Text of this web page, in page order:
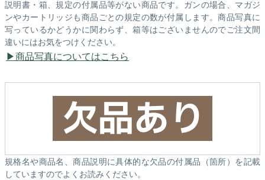
説明書・箱、規定の付属品等がない商品です。ガンの場合、マガジ
ンやカートリッジも商品ごとの規定の数が付属します。商品写真に
写っているかどうかに関わらず、箱等はございませんのでご注文間
違いにはお気をつけください。
商品写真についてはこちら
規格名や商品名、商品説明に具体的な欠品の付属品（箇所）を記載
していますのでよくお読みください。